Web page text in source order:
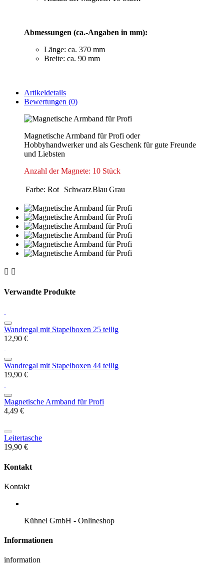
Abmessungen (ca.-Angaben in mm):
Länge: ca. 370 mm
Breite: ca. 90 mm
Artikeldetails
Bewertungen (0)
Magnetische Armband für Profi oder
Hobbyhandwerker und als Geschenk für gute Freunde
und Liebsten
Anzahl der Magnete: 10 Stück
Farbe: Rot SchwarzBlau Grau
 
Verwandte Produkte
Wandregal mit Stapelboxen 25 teilig
12,90 €
Wandregal mit Stapelboxen 44 teilig
19,90 €
Magnetische Armband für Profi
4,49 €
Leitertasche
19,90 €
Kontakt
Kontakt
Kühnel GmbH - Onlineshop
Informationen
information